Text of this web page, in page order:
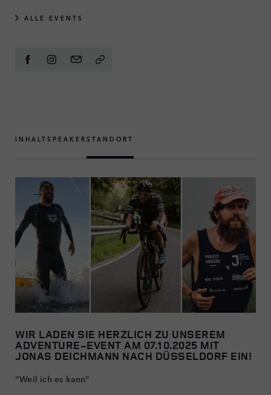
ALLE EVENTS
INHALT SPEAKER STANDORT
WIR LADEN SIE HERZLICH ZU UNSEREM
ADVENTURE-EVENT AM 07.10.2025 MIT
JONAS DEICHMANN NACH DÜSSELDORF EIN!
“Weil ich es kann”